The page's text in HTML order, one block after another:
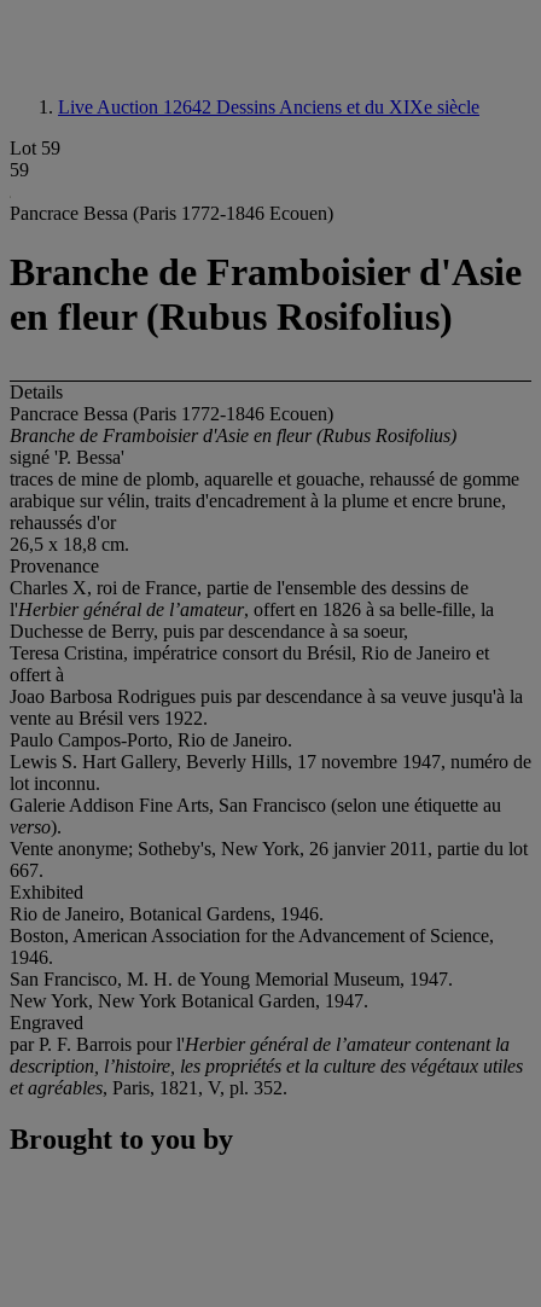
Live Auction 12642 Dessins Anciens et du XIXe siècle
Lot 59
59
Pancrace Bessa (Paris 1772-1846 Ecouen)
Branche de Framboisier d'Asie
en fleur (Rubus Rosifolius)
Details
Pancrace Bessa (Paris 1772-1846 Ecouen)
Branche de Framboisier d'Asie en fleur (Rubus Rosifolius)
signé 'P. Bessa'
traces de mine de plomb, aquarelle et gouache, rehaussé de gomme
arabique sur vélin, traits d'encadrement à la plume et encre brune,
rehaussés d'or
26,5 x 18,8 cm.
Provenance
Charles X, roi de France, partie de l'ensemble des dessins de
l'Herbier général de l’amateur, offert en 1826 à sa belle-fille, la
Duchesse de Berry, puis par descendance à sa soeur,
Teresa Cristina, impératrice consort du Brésil, Rio de Janeiro et
offert à
Joao Barbosa Rodrigues puis par descendance à sa veuve jusqu'à la
vente au Brésil vers 1922.
Paulo Campos-Porto, Rio de Janeiro.
Lewis S. Hart Gallery, Beverly Hills, 17 novembre 1947, numéro de
lot inconnu.
Galerie Addison Fine Arts, San Francisco (selon une étiquette au
verso).
Vente anonyme; Sotheby's, New York, 26 janvier 2011, partie du lot
667.
Exhibited
Rio de Janeiro, Botanical Gardens, 1946.
Boston, American Association for the Advancement of Science,
1946.
San Francisco, M. H. de Young Memorial Museum, 1947.
New York, New York Botanical Garden, 1947.
Engraved
par P. F. Barrois pour l'Herbier général de l’amateur contenant la
description, l’histoire, les propriétés et la culture des végétaux utiles
et agréables, Paris, 1821, V, pl. 352.
Brought to you by